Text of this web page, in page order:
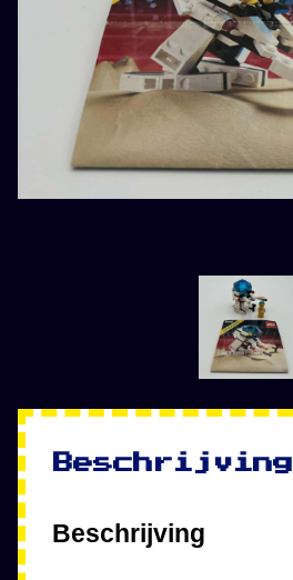
Beschrijving
Beschrijving